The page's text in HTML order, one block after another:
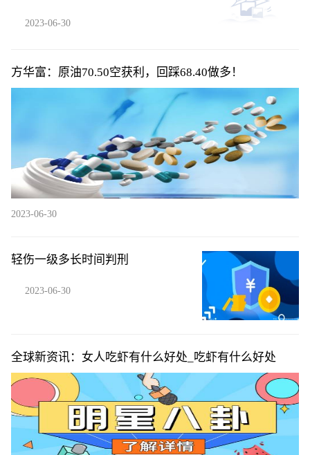
2023-06-30
方华富：原油70.50空获利，回踩68.40做多！
2023-06-30
轻伤一级多长时间判刑
2023-06-30
全球新资讯：女人吃虾有什么好处_吃虾有什么好处